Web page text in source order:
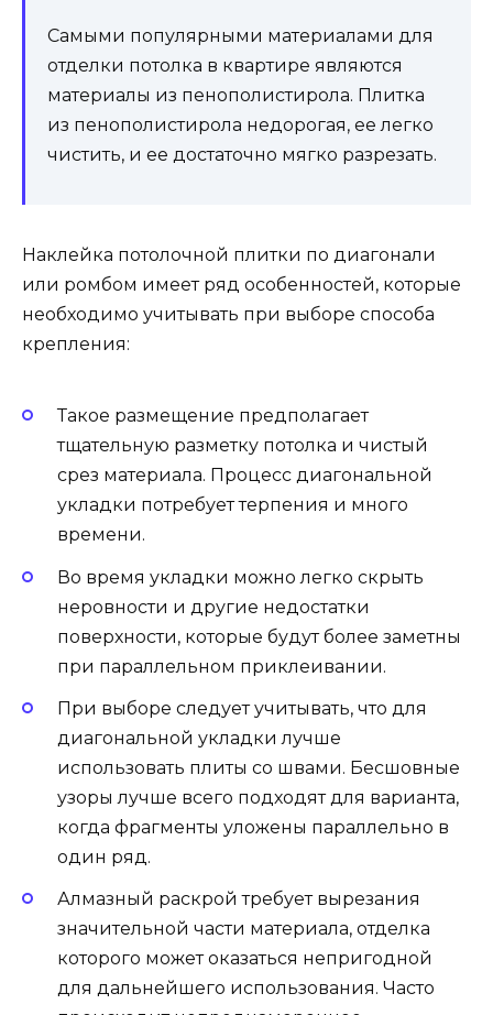
Самыми популярными материалами для
отделки потолка в квартире являются
материалы из пенополистирола. Плитка
из пенополистирола недорогая, ее легко
чистить, и ее достаточно мягко разрезать.
Наклейка потолочной плитки по диагонали
или ромбом имеет ряд особенностей, которые
необходимо учитывать при выборе способа
крепления:
Такое размещение предполагает
тщательную разметку потолка и чистый
срез материала. Процесс диагональной
укладки потребует терпения и много
времени.
Во время укладки можно легко скрыть
неровности и другие недостатки
поверхности, которые будут более заметны
при параллельном приклеивании.
При выборе следует учитывать, что для
диагональной укладки лучше
использовать плиты со швами. Бесшовные
узоры лучше всего подходят для варианта,
когда фрагменты уложены параллельно в
один ряд.
Алмазный раскрой требует вырезания
значительной части материала, отделка
которого может оказаться непригодной
для дальнейшего использования. Часто